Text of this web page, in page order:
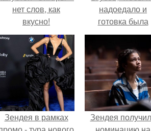
нет слов, как
вкусно!
надоедало и
готовка была
проще.
Зендея в рамках
Зендея